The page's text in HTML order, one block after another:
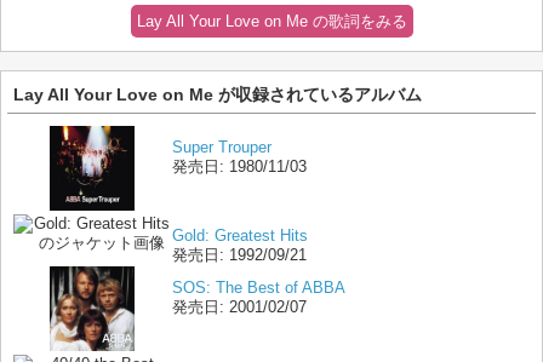
Lay All Your Love on Me の歌詞をみる
Lay All Your Love on Me が収録されているアルバム
Super Trouper
発売日: 1980/11/03
Gold: Greatest Hits
発売日: 1992/09/21
SOS: The Best of ABBA
発売日: 2001/02/07